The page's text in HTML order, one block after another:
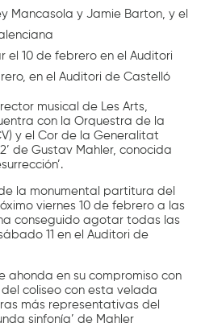
Mancasola y Jamie Barton, y el
el 10 de febrero en el Auditori
en el Auditori de Castelló
musical de Les Arts,
con la Orquestra de la
y el Cor de la Generalitat
de Gustav Mahler, conocida
la monumental partitura del
viernes 10 de febrero a las
ha conseguido agotar todas las
11 en el Auditori de
ahonda en su compromiso con
coliseo con esta velada
más representativas del
sinfonía’ de Mahler